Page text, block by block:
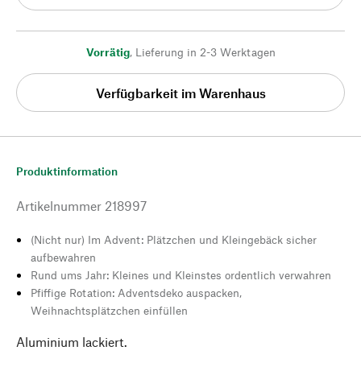
Vorrätig, Lieferung in 2-3 Werktagen
Verfügbarkeit im Warenhaus
Produktinformation
Artikelnummer 218997
(Nicht nur) Im Advent: Plätzchen und Kleingebäck sicher
aufbewahren
Rund ums Jahr: Kleines und Kleinstes ordentlich verwahren
Pfiffige Rotation: Adventsdeko auspacken,
Weihnachtsplätzchen einfüllen
Aluminium lackiert.